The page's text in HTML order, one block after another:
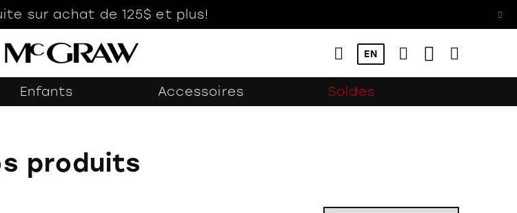
sur achat de 125$ et plus!
EN
Enfants Accessoires Soldes
produits